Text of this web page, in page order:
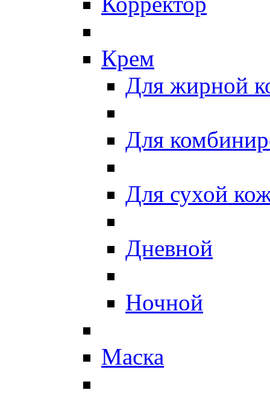
Крем
Для жирной
Для
Для сухой
Дневной
Ночной
Маска